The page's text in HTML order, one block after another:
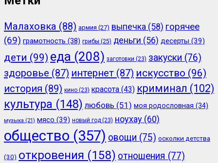
Малаховка (88) армия (27) выпечка (58) горячее
(69) грамотность (38) грибы (25) деньги (56) десерты (39)
дети (99) еда (208) заготовки (23) закуски (76)
здоровье (87) интернет (87) искусство (96)
история (89) кино (23) красота (43) криминал (102)
культура (148) любовь (51) моя родословная (34)
музыка (21) мясо (39) новый год (23) ноухау (60)
общество (357) овощи (75) осколки детства
(30) откровения (158) отношения (77)